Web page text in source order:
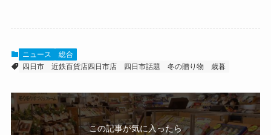
ニュース
総合
四日市
近鉄百貨店四日市店 四日市話題 冬の贈り物 歳暮
この記事が気に入ったら